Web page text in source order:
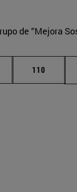
de “Mejora
intermedias
Página
110